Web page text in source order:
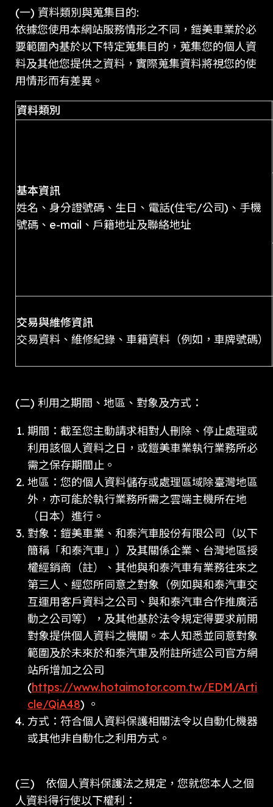
(一) 資料類別與蒐集目的:
依據您使用本網站服務情形之不同，鎧美車業於必
要範圍內基於以下特定蒐集目的，蒐集您的個人資
料及其他您提供之資料，實際蒐集資料將視您的使
用情形而有差異。
資料類別
基本資訊
姓名、身分證號碼、生日、電話(住宅/公司)、手機
號碼、e-mail、戶籍地址及聯絡地址
交易與維修資訊
交易資料、維修紀錄、車籍資料（例如，車牌號碼）
(二) 利用之期間、地區、對象及方式：
期間：截至您主動請求相對人刪除、停止處理或
利用該個人資料之日，或鎧美車業執行業務所必
需之保存期間止。
地區：您的個人資料儲存或處理區域除臺灣地區
外，亦可能於執行業務所需之雲端主機所在地
（日本）進行。
對象：鎧美車業、和泰汽車股份有限公司（以下
簡稱「和泰汽車」）及其關係企業、台灣地區授
權經銷商（註）、其他與和泰汽車有業務往來之
第三人、經您所同意之對象（例如與和泰汽車交
互運用客戶資料之公司、與和泰汽車合作推廣活
動之公司等），及其他基於法令規定得要求前開
對象提供個人資料之機關。本人知悉並同意對象
範圍及於未來於和泰汽車及附註所述公司官方網
站所增加之公司
(https://www.hotaimotor.com.tw/EDM/Arti
cle/QiA48) 。
方式：符合個人資料保護相關法令以自動化機器
或其他非自動化之利用方式。
(三) 依個人資料保護法之規定，您就您本人之個
人資料得行使以下權利：